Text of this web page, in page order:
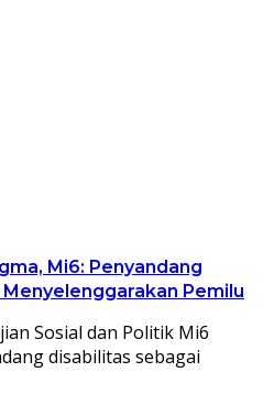
Mi6: Penyandang
Pemilu
Sosial dan Politik Mi6
disabilitas sebagai